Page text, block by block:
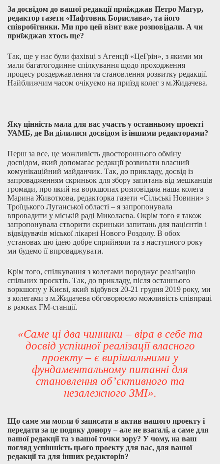
За досвідом до вашої редакції приїжджав Петро Магур,
редактор газети «Нафтовик Борислава», та його
співробітники. Ми про цей візит вже розповідали. А чи
приїжджав хтось ще?
Так, ще у нас були фахівці з Агенції «ЦеГрін», з якими ми
мали багатогодинне спілкування щодо проходження
процесу роздержавлення та становлення розвитку редакції.
Найближчим часом очікуємо на приїзд колег з м.Жидачева.
Яку цінність мала для вас участь у останньому проекті
УАМБ, де Ви ділилися досвідом із іншими редакторами?
Перш за все, це можливість двостороннього обміну
досвідом, який допомагає редакції розвивати власний
комунікаційний майданчик. Так, до прикладу, досвід із
запровадженням скриньок для збору запитань від мешканців
громади, про який на воркшопах розповідала наша колега –
Марина Животкова, редакторка газети «Сільські Новини» з
Троїцького Луганської області – я запропонувала
впровадити у міській раді Миколаєва. Окрім того я також
запропонувала створити скриньки запитань для пацієнтів і
відвідувачів міської лікарні Нового Роздолу. В обох
установах цю ідею добре сприйняли та з наступного року
ми будемо її впроваджувати.
Крім того, спілкування з колегами породжує реалізацію
спільних проєктів. Так, до прикладу, після останнього
воркшопу у Києві, який відбувся 20-21 грудня 2019 року, ми
з колегами з м.Жидачева обговорюємо можливість співпраці
в рамках FM-станції.
«Саме ці два чинники – віра в себе та
досвід успішної реалізації власного
проекту – є вирішальними у
фундаментальному питанні для
становлення об’єктивного та
незалежного ЗМІ».
Що саме ми могли б записати в актив нашого проекту і
передати за це подяку донору – але не взагалі, а саме для
вашої редакції та з вашої точки зору? У чому, на ваш
погляд успішність цього проекту для вас, для вашої
редакції та для інших редакторів?